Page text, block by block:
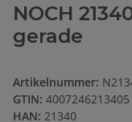
NOCH
gerade
Artikelnummer:
GTIN: 4007246213405
HAN: 21340